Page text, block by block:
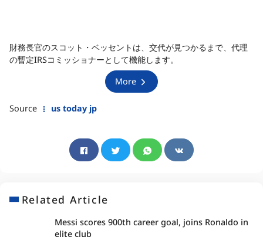
財務長官のスコット・ベッセントは、交代が見つかるまで、代理
の暫定IRSコミッショナーとして機能します。
More
Source us today jp
Related Article
Messi scores 900th career goal, joins Ronaldo in
elite club